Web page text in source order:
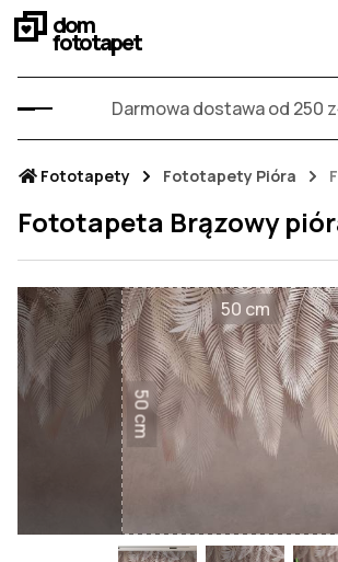
dom
fototapet
Darmowa dostawa od 250
Fototapety Fototapety Pióra
Fototapeta Brązowy
50 cm
50 cm